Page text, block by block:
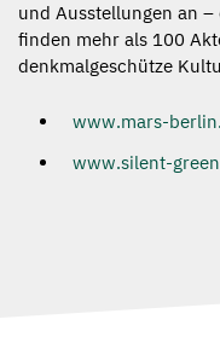
und Ausstellungen an
finden mehr als 100
denkmalgeschütze
www.mars-
www.silent-